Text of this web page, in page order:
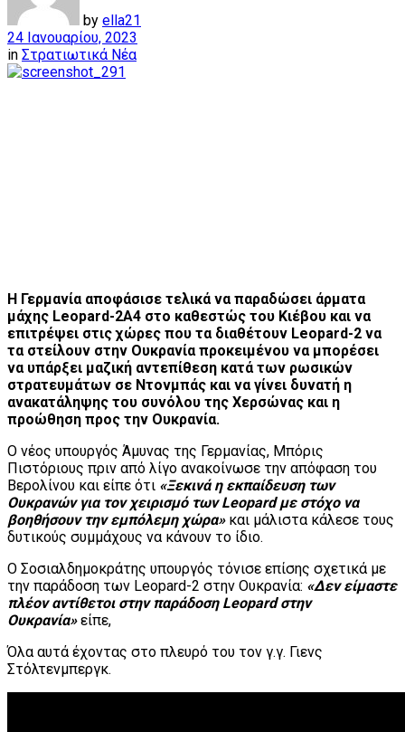
by ella21
24 Ιανουαρίου, 2023
in Στρατιωτικά Νέα
Η Γερμανία αποφάσισε τελικά να παραδώσει άρματα
μάχης Leopard-2A4 στο καθεστώς του Κιέβου και να
επιτρέψει στις χώρες που τα διαθέτουν Leopard-2 να
τα στείλουν στην Ουκρανία προκειμένου να μπορέσει
να υπάρξει μαζική αντεπίθεση κατά των ρωσικών
στρατευμάτων σε Ντονμπάς και να γίνει δυνατή η
ανακατάληψης του συνόλου της Χερσώνας και η
προώθηση προς την Ουκρανία.
Ο νέος υπουργός Άμυνας της Γερμανίας, Μπόρις
Πιστόριους πριν από λίγο ανακοίνωσε την απόφαση του
Βερολίνου και είπε ότι «Ξεκινά η εκπαίδευση των
Ουκρανών για τον χειρισμό των Leopard με στόχο να
βοηθήσουν την εμπόλεμη χώρα» και μάλιστα κάλεσε τους
δυτικούς συμμάχους να κάνουν το ίδιο.
Ο Σοσιαλδημοκράτης υπουργός τόνισε επίσης σχετικά με
την παράδοση των Leopard-2 στην Ουκρανία: «Δεν είμαστε
πλέον αντίθετοι στην παράδοση Leopard στην
Ουκρανία»είπε,
Όλα αυτά έχοντας στο πλευρό του τον γ.γ. Γιενς
Στόλτενμπεργκ.